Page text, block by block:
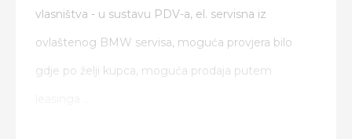
vlasništva - u sustavu PDV-a, el. servisna iz
ovlaštenog BMW servisa, moguća provjera bilo
gdje po želji kupca, moguća prodaja putem